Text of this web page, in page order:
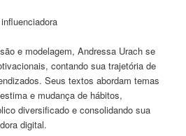
e modelagem, Andressa Urach se
contando sua trajetória de
Seus textos abordam temas
e mudança de hábitos,
diversificado e consolidando sua
digital.